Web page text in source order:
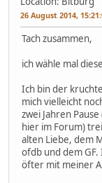
26 August 2014,
Tach zusammen,
ich wähle mal
Ich bin der
mich vielleicht
zwei Jahren
hier im Forum)
alten Liebe, dem
ofdb und dem
öfter mit meiner